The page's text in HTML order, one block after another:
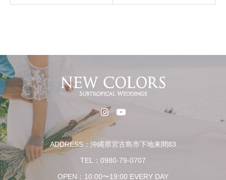
ADDRESS：沖縄県宮古島市下地来間83
TEL：0980-79-0707
OPEN：10:00〜19:00 EVERY DAY